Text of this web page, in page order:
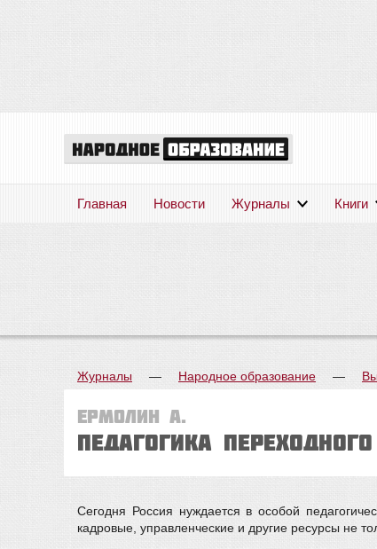
Главная Новости Журналы Книги
Журналы — Народное образование —
Ермолин А.
ПЕДАГОГИКА
Cегодня Россия нуждается в особой
кадровые, управленческие и другие ресурсы не